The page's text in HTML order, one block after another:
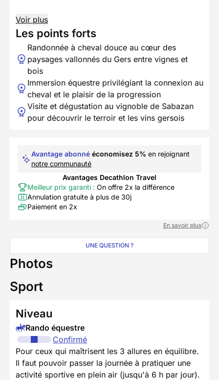
Voir plus
Les points forts
Randonnée à cheval douce au cœur des
paysages vallonnés du Gers entre vignes et
bois
Immersion équestre privilégiant la connexion au
cheval et le plaisir de la progression
Visite et dégustation au vignoble de Sabazan
pour découvrir le terroir et les vins gersois
Avantage abonné économisez 5% en rejoignant
notre communauté
Avantages Decathlon Travel
Meilleur prix garanti : On offre 2x la différence
Annulation gratuite à plus de 30j
Paiement en 2x
En savoir plus
UNE QUESTION ?
Photos
Sport
Niveau
Rando équestre
Confirmé
Pour ceux qui maîtrisent les 3 allures en équilibre.
Il faut pouvoir passer la journée à pratiquer une
activité sportive en plein air (jusqu'à 6 h par jour).